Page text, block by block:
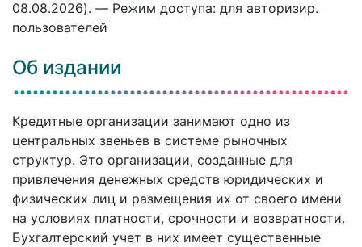
08.08.2026). — Режим доступа: для авторизир.
пользователей
Об издании
Кредитные организации занимают одно из
центральных звеньев в системе рыночных
структур. Это организации, созданные для
привлечения денежных средств юридических и
физических лиц и размещения их от своего имени
на условиях платности, срочности и возвратности.
Бухгалтерский учет в них имеет существенные